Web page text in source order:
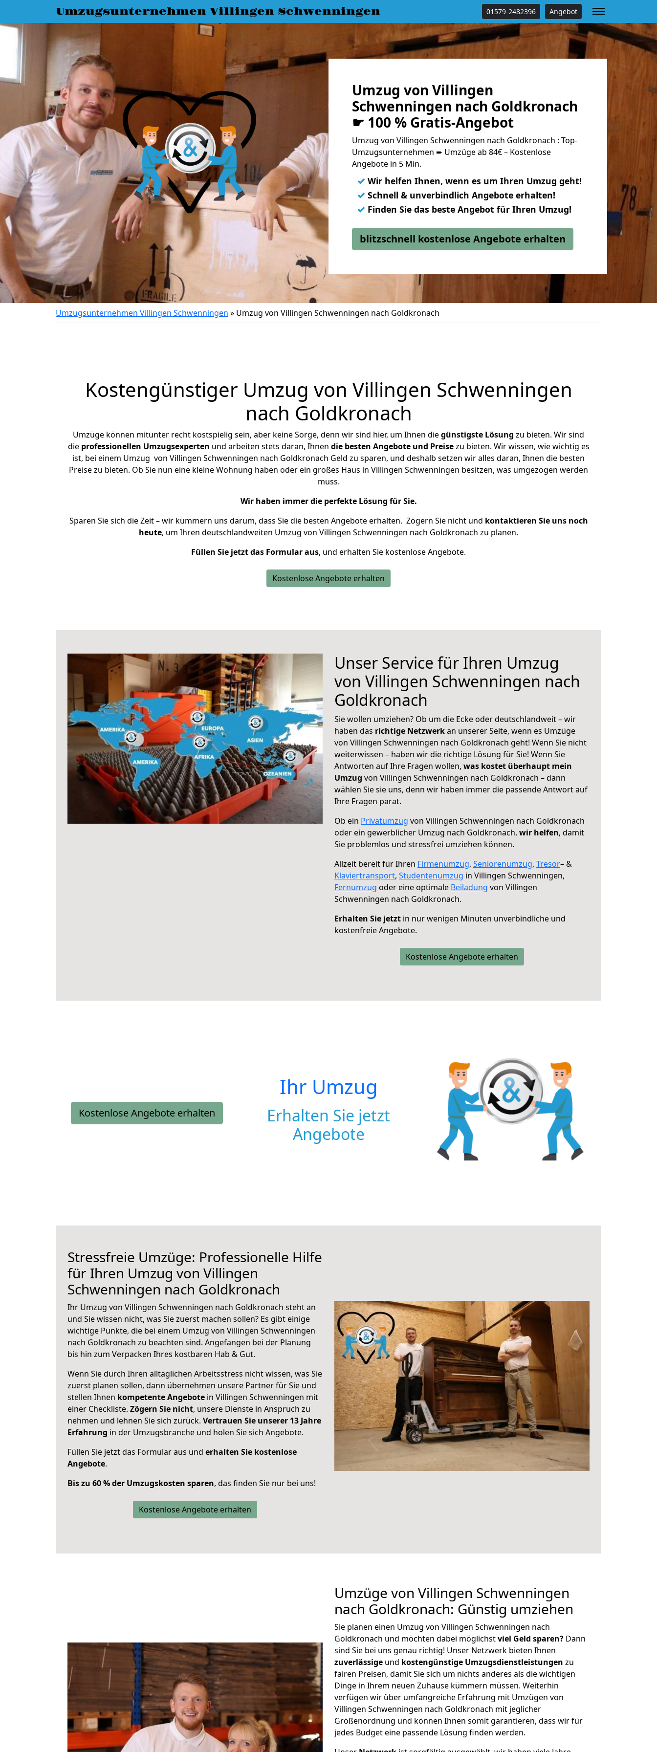
Umzugsunternehmen Villingen Schwenningen 01579-2482396 Angebot
Umzug von Villingen
Schwenningen nach Goldkronach
☛ 100 % Gratis-Angebot
Umzug von Villingen Schwenningen nach Goldkronach : Top-
Umzugsunternehmen ➨ Umzüge ab 84€ – Kostenlose
Angebote in 5 Min.
✓ Wir helfen Ihnen, wenn es um Ihren Umzug geht!
✓ Schnell & unverbindlich Angebote erhalten!
✓ Finden Sie das beste Angebot für Ihren Umzug!
blitzschnell kostenlose Angebote erhalten
Umzugsunternehmen Villingen Schwenningen » Umzug von Villingen Schwenningen nach Goldkronach
Kostengünstiger Umzug von Villingen Schwenningen
nach Goldkronach
Umzüge können mitunter recht kostspielig sein, aber keine Sorge, denn wir sind hier, um Ihnen diegünstigste Lösung zu bieten. Wir sind
die professionellen Umzugsexperten und arbeiten stets daran, Ihnen die besten Angebote und Preisezu bieten. Wir wissen, wie wichtig es
ist, bei einem Umzug von Villingen Schwenningen nach Goldkronach Geld zu sparen, und deshalb setzen wir alles daran, Ihnen die besten
Preise zu bieten. Ob Sie nun eine kleine Wohnung haben oder ein großes Haus in Villingen Schwenningen besitzen, was umgezogen werden
muss.
Wir haben immer die perfekte Lösung für Sie.
Sparen Sie sich die Zeit – wir kümmern uns darum, dass Sie die besten Angebote erhalten. Zögern Sie nicht und kontaktieren Sie uns noch
heute, um Ihren deutschlandweiten Umzug von Villingen Schwenningen nach Goldkronach zu planen.
Füllen Sie jetzt das Formular aus, und erhalten Sie kostenlose Angebote.
Kostenlose Angebote erhalten
Unser Service für Ihren Umzug
von Villingen Schwenningen nach
Goldkronach
Sie wollen umziehen? Ob um die Ecke oder deutschlandweit – wir
haben das richtige Netzwerkan unserer Seite, wenn es Umzüge
von Villingen Schwenningen nach Goldkronach geht! Wenn Sie nicht
weiterwissen – haben wir die richtige Lösung für Sie! Wenn Sie
Antworten auf Ihre Fragen wollen, was kostet überhaupt mein
Umzug von Villingen Schwenningen nach Goldkronach – dann
wählen Sie sie uns, denn wir haben immer die passende Antwort auf
Ihre Fragen parat.
Ob ein Privatumzug von Villingen Schwenningen nach Goldkronach
oder ein gewerblicher Umzug nach Goldkronach, wir helfen, damit
Sie problemlos und stressfrei umziehen können.
Allzeit bereit für Ihren Firmenumzug, Seniorenumzug, Tresor– &
Klaviertransport, Studentenumzug in Villingen Schwenningen,
Fernumzug oder eine optimale Beiladung von Villingen
Schwenningen nach Goldkronach.
Erhalten Sie jetzt in nur wenigen Minuten unverbindliche und
kostenfreie Angebote.
Kostenlose Angebote erhalten
Kostenlose Angebote erhalten
Ihr Umzug
Erhalten Sie jetzt
Angebote
Stressfreie Umzüge: Professionelle Hilfe
für Ihren Umzug von Villingen
Schwenningen nach Goldkronach
Ihr Umzug von Villingen Schwenningen nach Goldkronach steht an
und Sie wissen nicht, was Sie zuerst machen sollen? Es gibt einige
wichtige Punkte, die bei einem Umzug von Villingen Schwenningen
nach Goldkronach zu beachten sind. Angefangen bei der Planung
bis hin zum Verpacken Ihres kostbaren Hab & Gut.
Wenn Sie durch Ihren alltäglichen Arbeitsstress nicht wissen, was Sie
zuerst planen sollen, dann übernehmen unsere Partner für Sie und
stellen Ihnen kompetente Angebote in Villingen Schwenningen mit
einer Checkliste. Zögern Sie nicht, unsere Dienste in Anspruch zu
nehmen und lehnen Sie sich zurück. Vertrauen Sie unserer 13 Jahre
Erfahrung in der Umzugsbranche und holen Sie sich Angebote.
Füllen Sie jetzt das Formular aus und erhalten Sie kostenlose
Angebote.
Bis zu 60 % der Umzugskosten sparen, das finden Sie nur bei uns!
Kostenlose Angebote erhalten
Umzüge von Villingen Schwenningen
nach Goldkronach: Günstig umziehen
Sie planen einen Umzug von Villingen Schwenningen nach
Goldkronach und möchten dabei möglichstviel Geld sparen? Dann
sind Sie bei uns genau richtig! Unser Netzwerk bieten Ihnen
zuverlässige und kostengünstige Umzugsdienstleistungen zu
fairen Preisen, damit Sie sich um nichts anderes als die wichtigen
Dinge in Ihrem neuen Zuhause kümmern müssen. Weiterhin
verfügen wir über umfangreiche Erfahrung mit Umzügen von
Villingen Schwenningen nach Goldkronach mit jeglicher
Größenordnung und können Ihnen somit garantieren, dass wir für
jedes Budget eine passende Lösung finden werden.